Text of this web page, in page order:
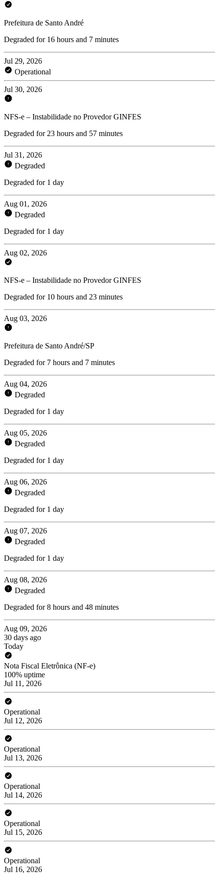
Prefeitura de Santo André
Degraded for 16 hours and 7 minutes
Jul 29, 2026
Operational
Jul 30, 2026
NFS-e – Instabilidade no Provedor GINFES
Degraded for 23 hours and 57 minutes
Jul 31, 2026
Degraded
Degraded for 1 day
Aug 01, 2026
Degraded
Degraded for 1 day
Aug 02, 2026
NFS-e – Instabilidade no Provedor GINFES
Degraded for 10 hours and 23 minutes
Aug 03, 2026
Prefeitura de Santo André/SP
Degraded for 7 hours and 7 minutes
Aug 04, 2026
Degraded
Degraded for 1 day
Aug 05, 2026
Degraded
Degraded for 1 day
Aug 06, 2026
Degraded
Degraded for 1 day
Aug 07, 2026
Degraded
Degraded for 1 day
Aug 08, 2026
Degraded
Degraded for 8 hours and 48 minutes
Aug 09, 2026
30 days ago
Today
Nota Fiscal Eletrônica (NF-e)
100% uptime
Jul 11, 2026
Operational
Jul 12, 2026
Operational
Jul 13, 2026
Operational
Jul 14, 2026
Operational
Jul 15, 2026
Operational
Jul 16, 2026